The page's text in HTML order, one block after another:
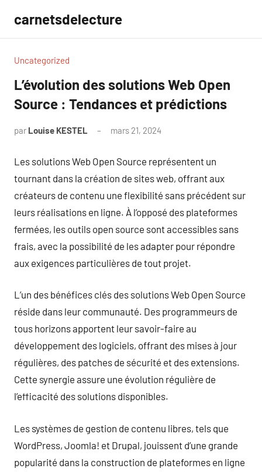
contenu
carnetsdelecture
Uncategorized
L’évolution des solutions Web Open
Source : Tendances et prédictions
par Louise KESTEL mars 21, 2024
Les solutions Web Open Source représentent un
tournant dans la création de sites web, offrant aux
créateurs de contenu une flexibilité sans précédent sur
leurs réalisations en ligne. À l’opposé des plateformes
fermées, les outils open source sont accessibles sans
frais, avec la possibilité de les adapter pour répondre
aux exigences particulières de tout projet.
L’un des bénéfices clés des solutions Web Open Source
réside dans leur communauté. Des programmeurs de
tous horizons apportent leur savoir-faire au
développement des logiciels, offrant des mises à jour
régulières, des patches de sécurité et des extensions.
Cette synergie assure une évolution régulière de
l’efficacité des solutions disponibles.
Les systèmes de gestion de contenu libres, tels que
WordPress, Joomla! et Drupal, jouissent d’une grande
popularité dans la construction de plateformes en ligne